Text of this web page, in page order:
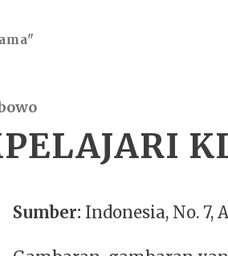
Sumber: Indonesia, No. 7,